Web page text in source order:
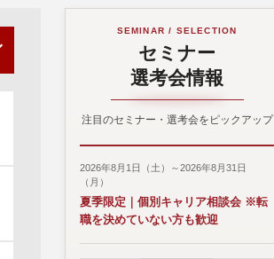
SEMINAR / SELECTION
セミナー
選考会情報
注目のセミナー・選考会をピックアップ
2026年8月1日（土）～2026年8月31日
（月）
夏季限定｜個別キャリア相談会 ※転
職を決めていない方も歓迎